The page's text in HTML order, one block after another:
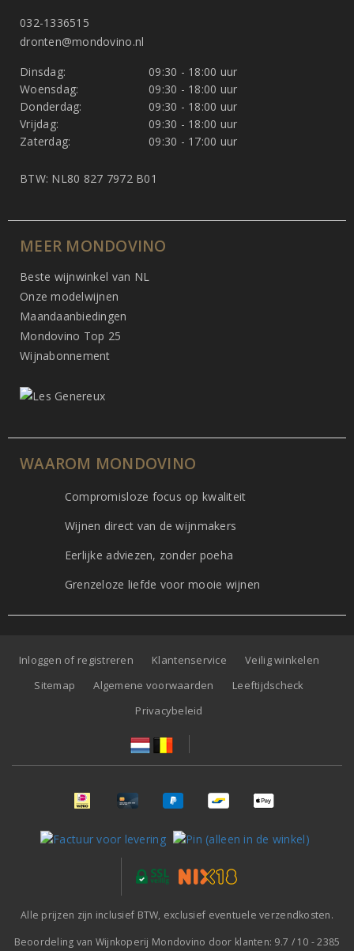
032-1336515
dronten@mondovino.nl
Dinsdag:
09:30 - 18:00 uur
Woensdag:
09:30 - 18:00 uur
Donderdag:
09:30 - 18:00 uur
Vrijdag:
09:30 - 18:00 uur
Zaterdag:
09:30 - 17:00 uur
BTW: NL80 827 7972 B01
MEER MONDOVINO
Beste wijnwinkel van NL
Onze modelwijnen
Maandaanbiedingen
Mondovino Top 25
Wijnabonnement
WAAROM MONDOVINO
Compromisloze focus op kwaliteit
Wijnen direct van de wijnmakers
Eerlijke adviezen, zonder poeha
Grenzeloze liefde voor mooie wijnen
Inloggen of registreren Klantenservice
Veilig winkelen
Sitemap
Algemene voorwaarden
Leeftijdscheck
Privacybeleid
Alle prijzen zijn inclusief BTW, exclusief eventuele verzendkosten.
Beoordeling van Wijnkoperij Mondovino door klanten: 9.7 / 10 -2385